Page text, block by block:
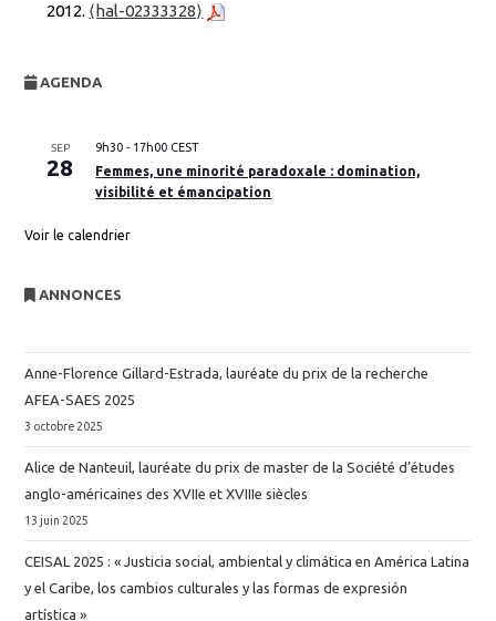
2012. ⟨hal-02333328⟩
AGENDA
SEP
28
9h30 - 17h00 CEST
Femmes, une minorité paradoxale : domination,
visibilité et émancipation
Voir le calendrier
ANNONCES
Anne-Florence Gillard-Estrada, lauréate du prix de la recherche
AFEA-SAES 2025
3 octobre 2025
Alice de Nanteuil, lauréate du prix de master de la Société d’études
anglo-américaines des XVIIe et XVIIIe siècles
13 juin 2025
CEISAL 2025 : « Justicia social, ambiental y climática en América Latina
y el Caribe, los cambios culturales y las formas de expresión
artística »